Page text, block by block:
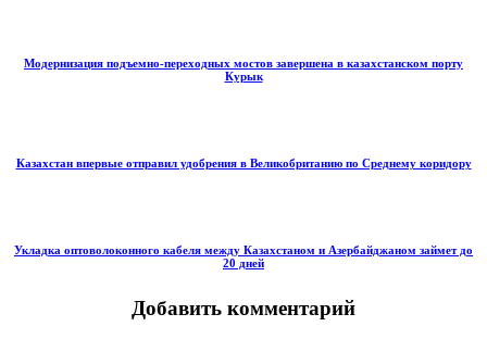
Модернизация подъемно-переходных мостов завершена в казахстанском порту
Курык
Казахстан впервые отправил удобрения в Великобританию по Среднему коридору
Укладка оптоволоконного кабеля между Казахстаном и Азербайджаном займет до
20 дней
Добавить комментарий